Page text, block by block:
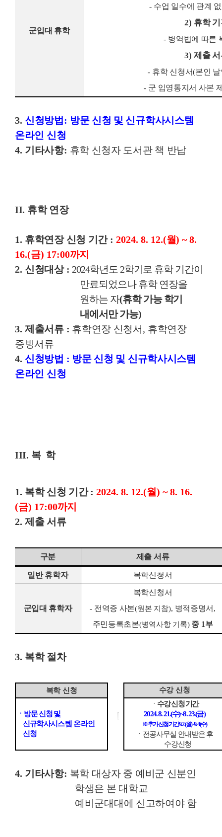
군입대 휴학
- 수업 일수에 관계
2) 휴학
- 병역법에 따른
3)제출
- 휴학 신청서(본인
- 군 입영통지서 사본
3. 신청방법 : 방문 신청 및 신규학사시스템
온라인 신청
4. 기타사항: 휴학 신청자 도서관 책 반납
II. 휴학 연장
1. 휴학연장 신청 기간 : 2024. 8. 12.(월) ~ 8.
16.(금) 17:00까지
2. 신청대상 : 2024학년도 2학기로 휴학 기간이
만료되었으나 휴학 연장을
원하는 자(휴학 가능 학기
내에서만 가능)
3. 제출서류 : 휴학연장 신청서 , 휴학연장
증빙서류
4. 신청방법 : 방문 신청 및 신규학사시스템
온라인 신청
III. 복 학
1. 복학 신청 기간:2024. 8. 12.(월) ~ 8. 16.
(금) 17:00까지
2. 제출 서류
구분 제출 서류
일반 휴학자 복학신청서
군입대 휴학자
복학신청서
- 전역증 사본(원본 지참), 병적증명서 ,
주민등록초본(병역사항 기록) 중 1부
3. 복학 절차
복학 신청 수강 신청
ㆍ 방문 신청 및
신규학사시스템 온라인
신청
ㆍ 수강 신청 기간
2024. 8. 21.(수)~8. 23.(금)
※추가 신청기간9. 2.(월)~9. 4.(수)
ㆍ 전공사무실 안내받은 후
수강신청
4. 기타사항: 복학 대상자 중 예비군 신분인
학생은 본 대학교
예비군대대에 신고하여야 함